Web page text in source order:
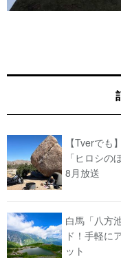
【Tverでも
「ヒロシの
8月放送
白馬「八方
ド！手軽に
ット